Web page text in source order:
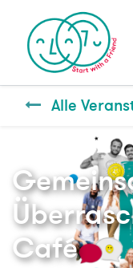
Alle
Café